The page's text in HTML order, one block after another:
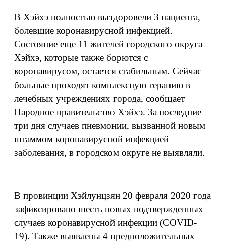
В Хэйхэ полностью выздоровели 3 пациента,
болевшие коронавирусной инфекцией.
Состояние еще 11 жителей городского округа
Хэйхэ, которые также борются с
коронавирусом, остается стабильным. Сейчас
больные проходят комплексную терапию в
лечебных учреждениях города, сообщает
Народное правительство Хэйхэ. За последние
три дня случаев пневмонии, вызванной новым
штаммом коронавирусной инфекцией
заболевания, в городском округе не выявляли.
В провинции Хэйлунцзян 20 февраля 2020 года
зафиксировано шесть новых подтвержденных
случаев коронавирусной инфекции (COVID-
19). Также выявлены 4 предположительных